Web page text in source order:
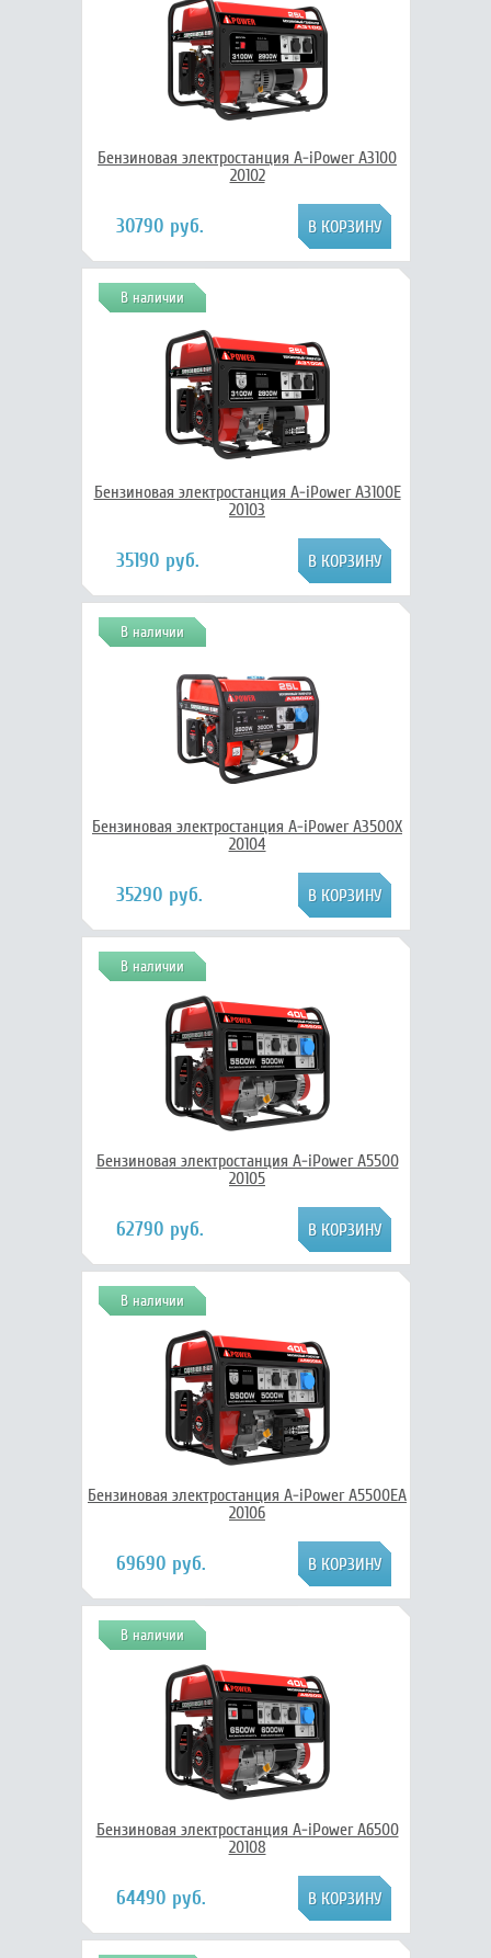
Бензиновая электростанция A-iPower A3100
20102
30790 руб.
В наличии
Бензиновая электростанция A-iPower A3100E
20103
35190 руб.
В наличии
Бензиновая электростанция A-iPower A3500Х
20104
35290 руб.
В наличии
Бензиновая электростанция A-iPower A5500
20105
62790 руб.
В наличии
Бензиновая электростанция A-iPower A5500EA
20106
69690 руб.
В наличии
Бензиновая электростанция A-iPower A6500
20108
64490 руб.